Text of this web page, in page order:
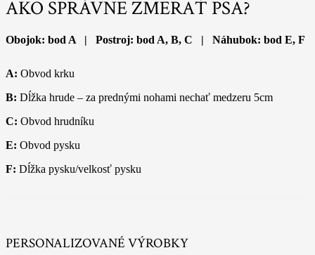
AKO SPRÁVNE ZMERAŤ PSA?
Obojok: bod A | Postroj: bod A, B, C | Náhubok: bod E, F
A: Obvod krku
B: Dĺžka hrude – za prednými nohami nechať medzeru 5cm
C: Obvod hrudníku
E: Obvod pysku
F: Dĺžka pysku/velkosť pysku
PERSONALIZOVANÉ VÝROBKY